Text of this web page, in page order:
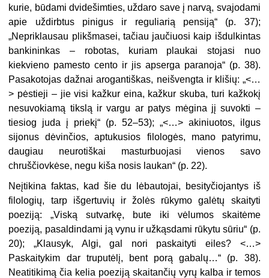
kurie, būdami dvidešimties, uždaro save į narvą, svajodami
apie uždirbtus pinigus ir reguliarią pensiją“ (p. 37);
„Nepriklausau plikšmasei, tačiau jaučiuosi kaip išdulkintas
bankininkas – robotas, kuriam plaukai stojasi nuo
kiekvieno pamesto cento ir jis apserga paranoja“ (p. 38).
Pasakotojas dažnai arogantiškas, neišvengta ir klišių: „<…
> pėstieji – jie visi kažkur eina, kažkur skuba, turi kažkokį
nesuvokiamą tikslą ir vargu ar patys mėgina jį suvokti –
tiesiog juda į priekį“ (p. 52–53); „<…> akiniuotos, ilgus
sijonus dėvinčios, aptukusios filologės, mano patyrimu,
daugiau neurotiškai masturbuojasi vienos savo
chruščiovkėse, negu kiša nosis laukan“ (p. 22).
Neįtikina faktas, kad šie du lėbautojai, besityčiojantys iš
filologių, tarp išgertuvių ir žolės rūkymo galėtų skaityti
poeziją: „Viską sutvarkę, bute iki vėlumos skaitėme
poeziją, pasaldindami ją vynu ir užkąsdami rūkytu sūriu“ (p.
20); „Klausyk, Algi, gal nori paskaityti eiles? <…>
Paskaitykim dar truputėlį, bent porą gabalų…“ (p. 38).
Neatitikimą čia kelia poeziją skaitančių vyrų kalba ir temos